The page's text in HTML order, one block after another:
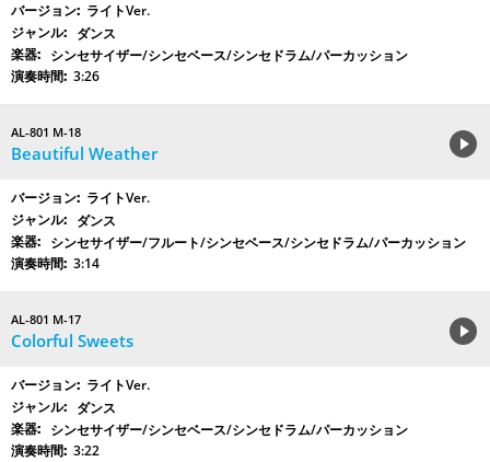
ライトVer.
ダンス
シンセサイザー/シンセベース/シンセドラム/パーカッション
3:26
AL-801 M-18
Beautiful Weather
ライトVer.
ダンス
シンセサイザー/フルート/シンセベース/シンセドラム/パーカッション
3:14
AL-801 M-17
Colorful Sweets
ライトVer.
ダンス
シンセサイザー/シンセベース/シンセドラム/パーカッション
3:22